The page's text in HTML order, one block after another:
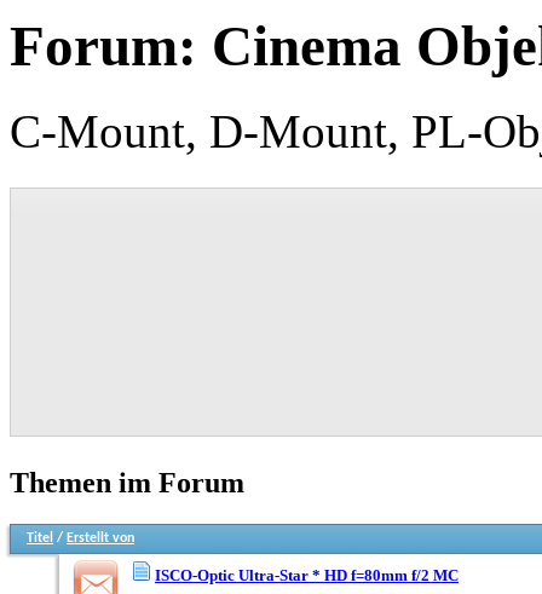
Forum: Cinema
C-Mount, D-Mount, PL-
Themen im Forum
Titel / Erstellt von
ISCO-Optic Ultra-Star * HD f=80mm f/2 MC